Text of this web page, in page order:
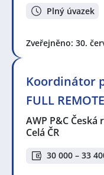
Plný úvazek
Zveřejněno: 30.
Koordinátor
FULL REMOTE
AWP P&C
Celá ČR
30 000 – 33